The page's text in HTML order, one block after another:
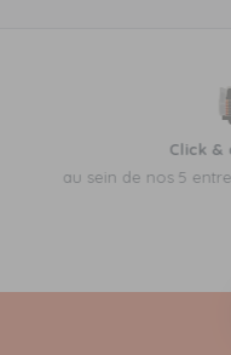
Click
au sein de nos 5